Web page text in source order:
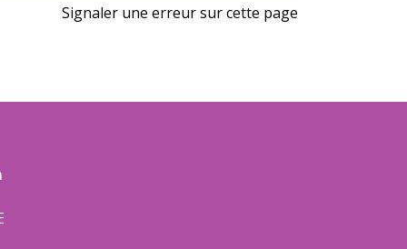
Signaler une erreur sur cette page